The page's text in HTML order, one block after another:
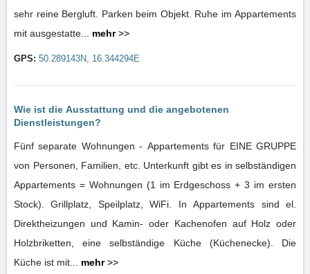
sehr reine Bergluft. Parken beim Objekt. Ruhe im Appartements
mit ausgestatte... mehr>>
GPS: 50.289143N, 16.344294E
Wie ist die Ausstattung und die angebotenen
Dienstleistungen?
Fünf separate Wohnungen - Appartements für EINE GRUPPE
von Personen, Familien, etc. Unterkunft gibt es in selbständigen
Appartements = Wohnungen (1 im Erdgeschoss + 3 im ersten
Stock). Grillplatz, Speilplatz, WiFi. In Appartements sind el.
Direktheizungen und Kamin- oder Kachenofen auf Holz oder
Holzbriketten, eine selbständige Küche (Küchenecke). Die
Küche ist mit... mehr>>